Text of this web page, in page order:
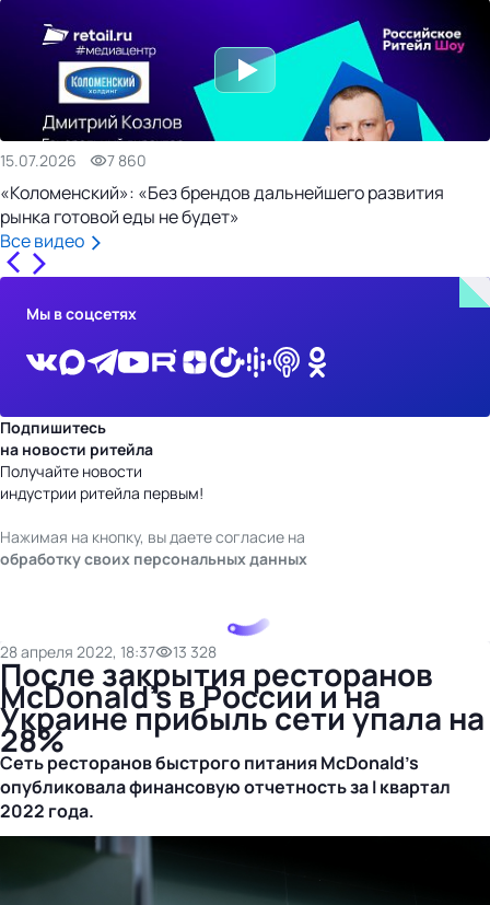
15.07.2026 7 860
«Коломенский»: «Без брендов дальнейшего развития
рынка готовой еды не будет»
Все видео
Мы в соцсетях
Подпишитесь
на новости ритейла
Получайте новости
индустрии ритейла первым!
Нажимая на кнопку, вы даете согласие на
обработку своих персональных данных
28 апреля 2022, 18:37 13 328
После закрытия ресторанов
McDonald’s в России и на
Украине прибыль сети упала на
28%
Сеть ресторанов быстрого питания McDonald’s
опубликовала финансовую отчетность за I квартал
2022 года.